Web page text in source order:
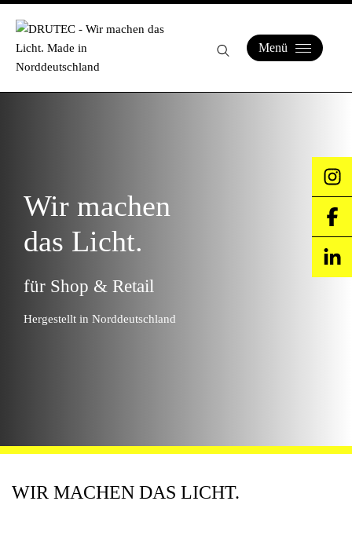
Menü
Wir machen
das Licht.
für Shop & Retail
Hergestellt in Norddeutschland
WIR MACHEN DAS LICHT.